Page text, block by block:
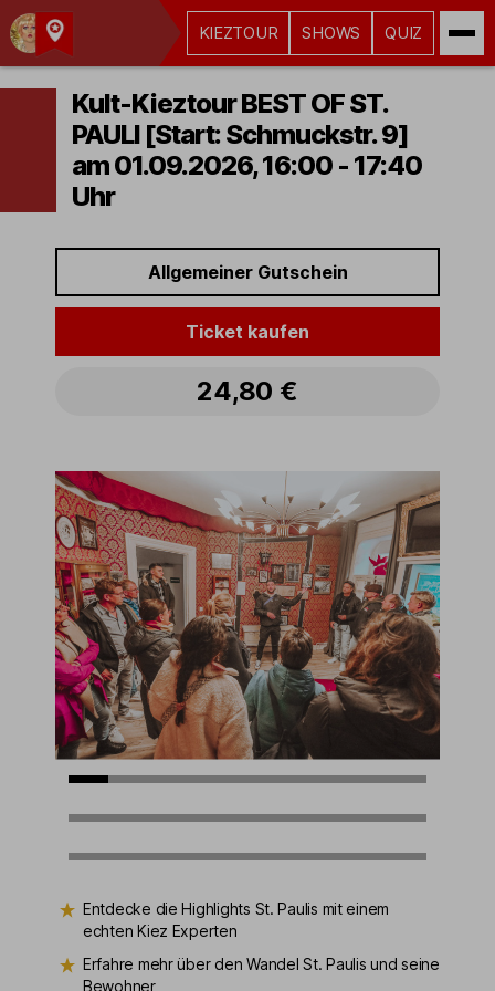
Kult-
Kieztouren
Hamburg
KIEZTOUR SHOWS QUIZ
Kult-Kieztour BEST OF ST.
PAULI [Start: Schmuckstr. 9]
am 01.09.2026, 16:00 - 17:40
Uhr
Allgemeiner Gutschein
Ticket kaufen
24,80 €
Entdecke die Highlights St. Paulis mit einem
echten Kiez Experten
Erfahre mehr über den Wandel St. Paulis und seine
Bewohner